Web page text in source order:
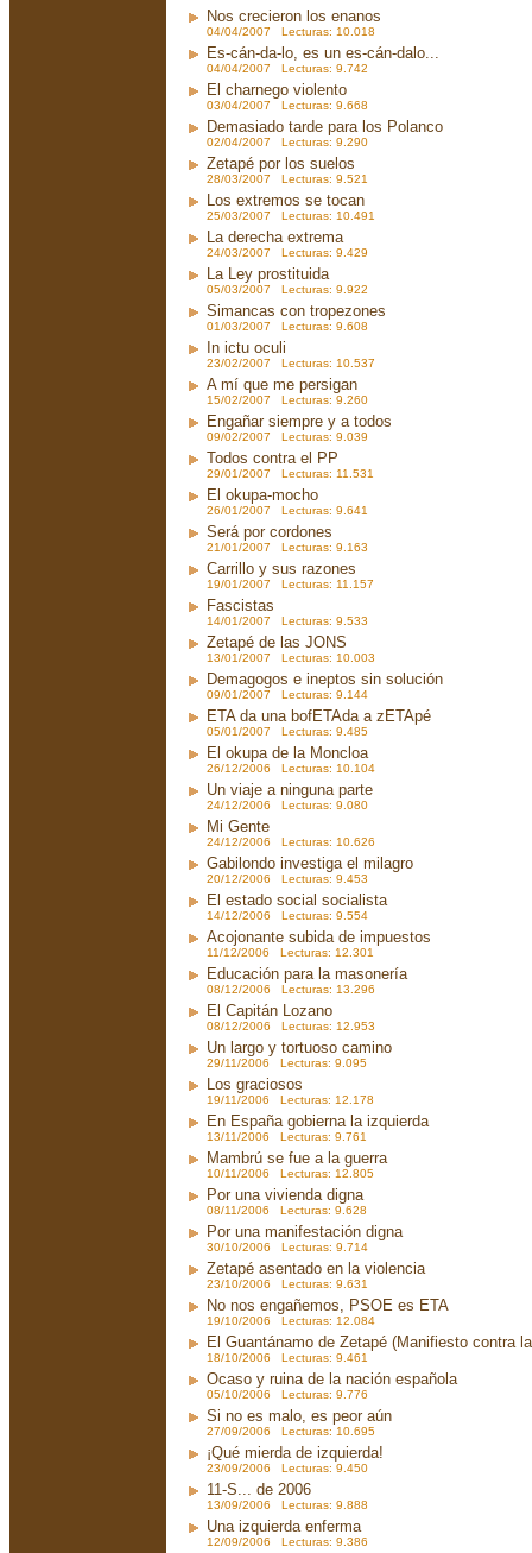
Nos crecieron los enanos
04/04/2007 Lecturas: 10.018
Es-cán-da-lo, es un es-cán-dalo...
04/04/2007 Lecturas: 9.742
El charnego violento
03/04/2007 Lecturas: 9.668
Demasiado tarde para los Polanco
02/04/2007 Lecturas: 9.290
Zetapé por los suelos
28/03/2007 Lecturas: 9.521
Los extremos se tocan
25/03/2007 Lecturas: 10.491
La derecha extrema
24/03/2007 Lecturas: 9.429
La Ley prostituida
05/03/2007 Lecturas: 9.922
Simancas con tropezones
01/03/2007 Lecturas: 9.608
In ictu oculi
23/02/2007 Lecturas: 10.537
A mí que me persigan
15/02/2007 Lecturas: 9.260
Engañar siempre y a todos
09/02/2007 Lecturas: 9.039
Todos contra el PP
29/01/2007 Lecturas: 11.531
El okupa-mocho
26/01/2007 Lecturas: 9.641
Será por cordones
21/01/2007 Lecturas: 9.163
Carrillo y sus razones
19/01/2007 Lecturas: 11.157
Fascistas
14/01/2007 Lecturas: 9.533
Zetapé de las JONS
13/01/2007 Lecturas: 10.003
Demagogos e ineptos sin solución
09/01/2007 Lecturas: 9.144
ETA da una bofETAda a zETApé
05/01/2007 Lecturas: 9.485
El okupa de la Moncloa
26/12/2006 Lecturas: 10.104
Un viaje a ninguna parte
24/12/2006 Lecturas: 9.080
Mi Gente
24/12/2006 Lecturas: 10.626
Gabilondo investiga el milagro
20/12/2006 Lecturas: 9.453
El estado social socialista
14/12/2006 Lecturas: 9.554
Acojonante subida de impuestos
11/12/2006 Lecturas: 12.301
Educación para la masonería
08/12/2006 Lecturas: 13.296
El Capitán Lozano
08/12/2006 Lecturas: 12.953
Un largo y tortuoso camino
29/11/2006 Lecturas: 9.095
Los graciosos
19/11/2006 Lecturas: 12.178
En España gobierna la izquierda
13/11/2006 Lecturas: 9.761
Mambrú se fue a la guerra
10/11/2006 Lecturas: 12.805
Por una vivienda digna
08/11/2006 Lecturas: 9.628
Por una manifestación digna
30/10/2006 Lecturas: 9.714
Zetapé asentado en la violencia
23/10/2006 Lecturas: 9.631
No nos engañemos, PSOE es ETA
19/10/2006 Lecturas: 12.084
El Guantánamo de Zetapé (Manifiesto contra
18/10/2006 Lecturas: 9.461
Ocaso y ruina de la nación española
05/10/2006 Lecturas: 9.776
Si no es malo, es peor aún
27/09/2006 Lecturas: 10.695
¡Qué mierda de izquierda!
23/09/2006 Lecturas: 9.450
11-S... de 2006
13/09/2006 Lecturas: 9.888
Una izquierda enferma
12/09/2006 Lecturas: 9.386